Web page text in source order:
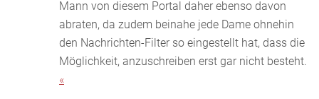
Mann von diesem Portal daher ebenso davon
abraten, da zudem beinahe jede Dame ohnehin
den Nachrichten-Filter so eingestellt hat, dass die
Möglichkeit, anzuschreiben erst gar nicht besteht.
«